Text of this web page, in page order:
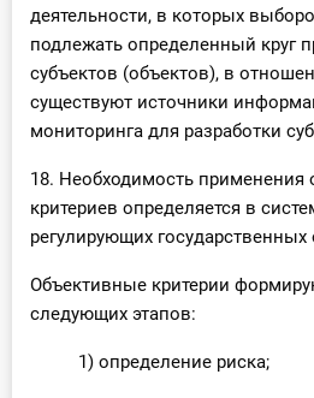
деятельности, в которых
подлежать определенный круг
субъектов (объектов), в
существуют источники
мониторинга для разработки
18. Необходимость применения
критериев определяется в
регулирующих государственных
Объективные критерии
следующих этапов:
1) определение риска;